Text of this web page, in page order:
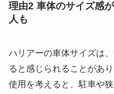
理由2 車体のサイズ感
人も
ハリアーの車体サイズは
ると感じられることがあ
使用を考えると、駐車や